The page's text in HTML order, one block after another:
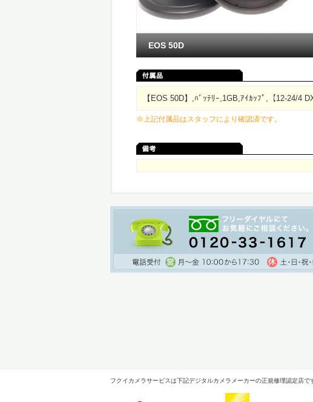
EOS 50D
【EOS 50D】,ﾊﾞｯﾃﾘｰ,1GB,ｱｲｶｯﾌﾟ,【12-24/4
※上記付属品はスタッフにより確認済です。
フクイカメラサービスは下記デジタルカメラメーカーの正規修理認定店で